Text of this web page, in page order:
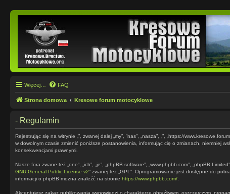
Więcej… FAQ
Strona domowa Kresowe forum motocyklowe
- Regulamin
Rejestrując się na witrynie „”, zwanej dalej „my”, ”nas”, „nasza”, „”, „https://
w dowolnym czasie zmienić poniższe postanowienia, informując cię o zmianach, niemniej
konsekwencjami prawnymi.
Nasze fora zwane też „one”, „ich”, „je”, „phpBB software”, „www.phpbb.com”, „phpBB
GNU General Public License v2” zwanej też „GPL”. Oprogramowanie jest dostępne do
informacji o phpBB można znaleźć na stronie https://www.phpbb.com/
Akceptujesz zakaz publikowania wypowiedzi o charakterze obraźliwym, oszczerczym,